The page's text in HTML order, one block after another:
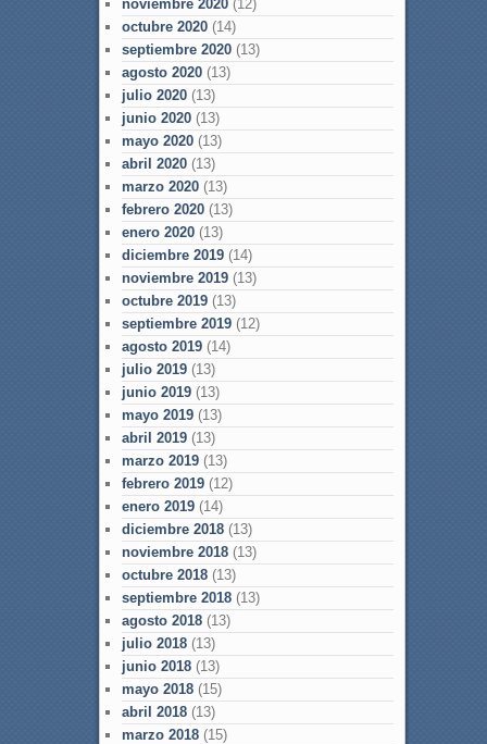
noviembre 2020(12)
octubre 2020(14)
septiembre 2020(13)
agosto 2020(13)
julio 2020(13)
junio 2020(13)
mayo 2020(13)
abril 2020(13)
marzo 2020(13)
febrero 2020(13)
enero 2020(13)
diciembre 2019(14)
noviembre 2019(13)
octubre 2019(13)
septiembre 2019(12)
agosto 2019(14)
julio 2019(13)
junio 2019(13)
mayo 2019(13)
abril 2019(13)
marzo 2019(13)
febrero 2019(12)
enero 2019(14)
diciembre 2018(13)
noviembre 2018(13)
octubre 2018(13)
septiembre 2018(13)
agosto 2018(13)
julio 2018(13)
junio 2018(13)
mayo 2018(15)
abril 2018(13)
marzo 2018(15)